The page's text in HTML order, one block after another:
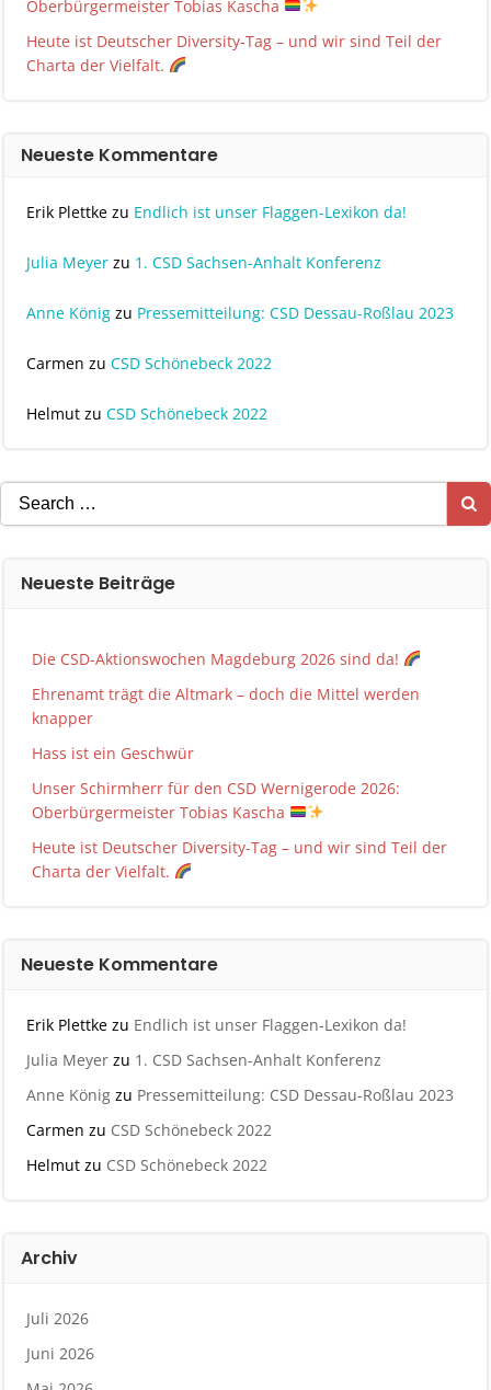
Oberbürgermeister Tobias Kascha
Heute ist Deutscher Diversity-Tag – und wir sind Teil der
Charta der Vielfalt.
Neueste Kommentare
Erik Plettke zu Endlich ist unser Flaggen-Lexikon da!
Julia Meyer zu 1. CSD Sachsen-Anhalt Konferenz
Anne König zu Pressemitteilung: CSD Dessau-Roßlau 2023
Carmen zu CSD Schönebeck 2022
Helmut zu CSD Schönebeck 2022
Search
for:
Neueste Beiträge
Die CSD-Aktionswochen Magdeburg 2026 sind da!
Ehrenamt trägt die Altmark – doch die Mittel werden
knapper
Hass ist ein Geschwür
Unser Schirmherr für den CSD Wernigerode 2026:
Oberbürgermeister Tobias Kascha
Heute ist Deutscher Diversity-Tag – und wir sind Teil der
Charta der Vielfalt.
Neueste Kommentare
Erik Plettke zu Endlich ist unser Flaggen-Lexikon da!
Julia Meyer zu 1. CSD Sachsen-Anhalt Konferenz
Anne König zu Pressemitteilung: CSD Dessau-Roßlau 2023
Carmen zu CSD Schönebeck 2022
Helmut zu CSD Schönebeck 2022
Archiv
Juli 2026
Juni 2026